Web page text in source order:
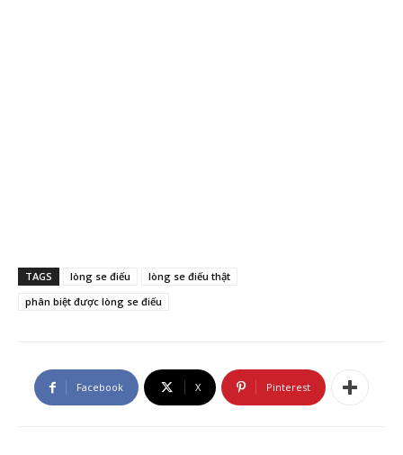
TAGS lòng se điếu
lòng se điếu thật
phân biệt được lòng se điếu
Facebook X Pinterest